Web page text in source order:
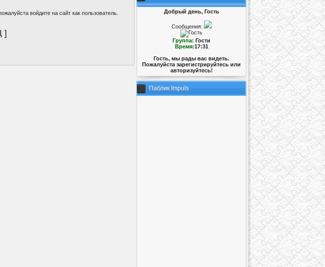
войдите на сайт как пользователь.
]
Добрый день, Гость
Сообщения:
Группа: Гости
Время:17:31
Гость, мы рады вас видеть.
Пожалуйста зарегистрируйтесь или
авторизуйтесь!
Паблик Impuls